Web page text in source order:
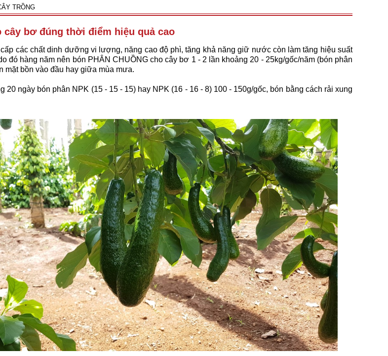
TRỒNG
cây bơ đúng thời điểm hiệu quả cao
các chất dinh dưỡng vi lượng, năng cao độ phì, tăng khả năng giữ nước còn làm tăng hiệu suất
đó hàng năm nên bón PHÂN CHUỒNG cho cây bơ 1 - 2 lần khoảng 20 - 25kg/gốc/năm (bón phân
mặt bồn vào đầu hay giữa mùa mưa.
20 ngày bón phân NPK (15 - 15 - 15) hay NPK (16 - 16 - 8) 100 - 150g/gốc, bón bằng cách rải xung